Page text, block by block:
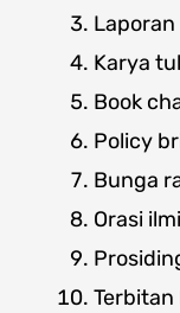
Karya
Book
Policy
Bunga
Orasi
Terbitan